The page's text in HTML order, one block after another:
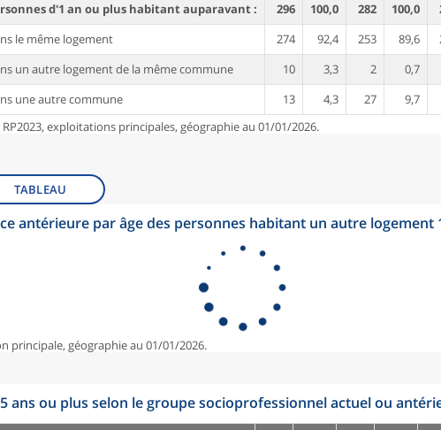
d'1 an ou plus habitant auparavant :
296 100,0 282 100,0
le même logement
274 92,4 253 89,6
un autre logement de la même commune
10 3,3 2
0,7
une autre commune
13 4,3 27
9,7
RP2023, exploitations principales, géographie au 01/01/2026.
TABLEAU
antérieure par âge des personnes habitant un autre logement
principale, géographie au 01/01/2026.
ans ou plus selon le groupe socioprofessionnel actuel ou